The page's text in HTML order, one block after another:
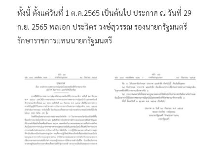
ทั้งนี้ ตั้งแต่วันที่ 1 ต.ค.2565 เป็นต้นไป ประกาศ ณ วันที่ 29
ก.ย. 2565 พลเอก ประวิตร วงษ์สุวรรณ รองนายกรัฐมนตรี
รักษาราชการแทนนายกรัฐมนตรี